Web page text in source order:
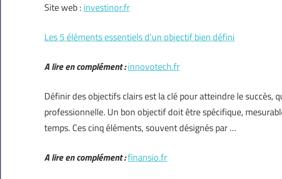
Site web : investinor.fr
Les 5 éléments essentiels d’un objectif bien défini
A lire en complément :innovotech.fr
Définir des objectifs clairs est la clé pour atteindre le succès,
professionnelle. Un bon objectif doit être spécifique,
temps. Ces cinq éléments, souvent désignés par …
A lire en complément :finansio.fr